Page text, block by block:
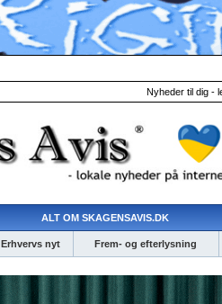
Nyheder til dig -
ALT OM SKAGENSAVIS.DK
Erhvervs nyt Frem- og efterlysning